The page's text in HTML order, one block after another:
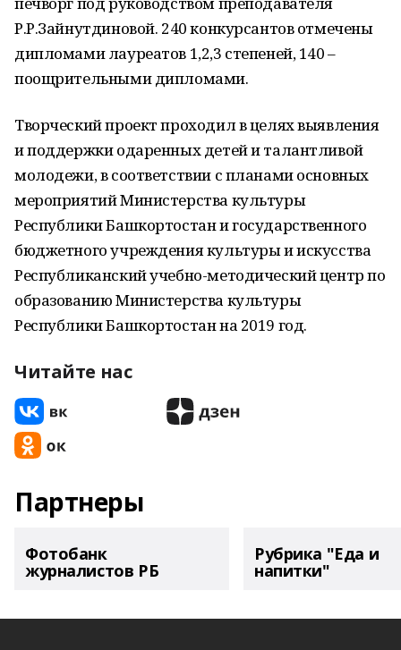
Р.Р.Зайнутдиновой. 240 конкурсантов отмечены
дипломами лауреатов 1,2,3 степеней, 140 –
поощрительными дипломами.
Творческий проект проходил в целях выявления
и поддержки одаренных детей и талантливой
молодежи, в соответствии с планами основных
мероприятий Министерства культуры
Республики Башкортостан и государственного
бюджетного учреждения культуры и искусства
Республиканский учебно-методический центр по
образованию Министерства культуры
Республики Башкортостан на 2019 год.
Читайте нас
Партнеры
Фотобанк
журналистов РБ
Рубрика "Еда и
напитки"